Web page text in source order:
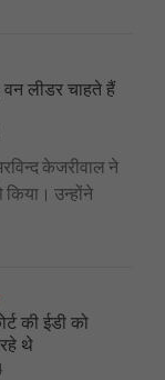
लीडर चाहते हैं
केजरीवाल ने
उन्होंने
की ईडी को
थे